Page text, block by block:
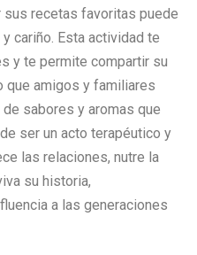
sus recetas favoritas puede
cariño. Esta actividad te
y te permite compartir su
que amigos y familiares
sabores y aromas que
ser un acto terapéutico y
las relaciones, nutre la
su historia,
a las generaciones